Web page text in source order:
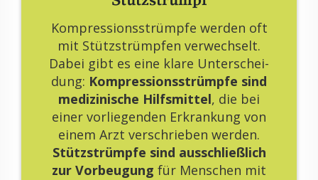
Kom­pres­si­ons­strümp­fe wer­den oft
mit Stütz­strümp­fen ver­wech­selt.
Dabei gibt es eine klare Un­ter­schei­
dung: Kom­pres­si­ons­strümp­fe sind
me­di­zi­ni­sche Hilfs­mit­tel, die bei
einer vor­lie­gen­den Er­kran­kung von
einem Arzt ver­schrie­ben wer­den.
Stütz­strümp­fe sind aus­schlie­ß­lich
zur Vor­beu­gung für Men­schen mit